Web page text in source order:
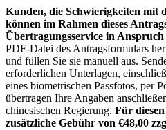
Kunden, die Schwierigkeiten mit
können im Rahmen dieses
Übertragungsservice in Anspruch
PDF-Datei des Antragsformulars
und füllen Sie sie manuell aus.
erforderlichen Unterlagen,
eines biometrischen Passfotos, per
übertragen Ihre Angaben
chinesischen Regierung. Für
zusätzliche Gebühr von €48,00